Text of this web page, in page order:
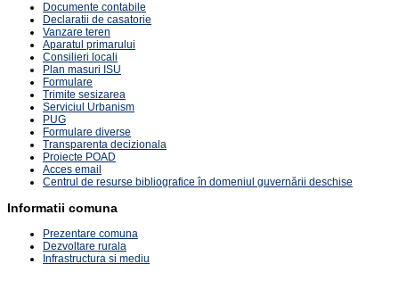
Documente contabile
Declaratii de casatorie
Vanzare teren
Aparatul primarului
Consilieri locali
Plan masuri ISU
Formulare
Trimite sesizarea
Serviciul Urbanism
PUG
Formulare diverse
Transparenta decizionala
Proiecte POAD
Acces email
Centrul de resurse bibliografice în domeniul guvernării deschise
Informatii comuna
Prezentare comuna
Dezvoltare rurala
Infrastructura si mediu